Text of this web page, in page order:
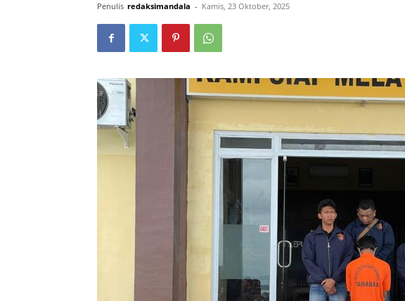
Penulis redaksimandala - Kamis, 23 Oktober, 2025